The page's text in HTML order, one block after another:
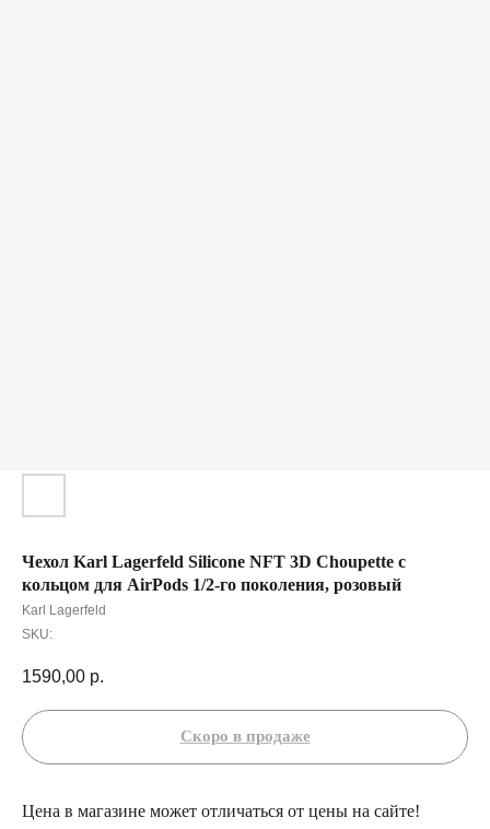
Чехол Karl Lagerfeld Silicone NFT 3D Choupette с
кольцом для AirPods 1/2-го поколения, розовый
Karl Lagerfeld
SKU:
1590,00 р.
Цена в магазине может отличаться от цены на сайте!